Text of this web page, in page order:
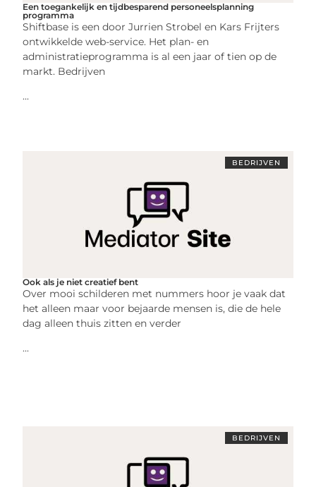
Een toegankelijk en tijdbesparend personeelsplanning
programma
Shiftbase is een door Jurrien Strobel en Kars Frijters
ontwikkelde web-service. Het plan- en
administratieprogramma is al een jaar of tien op de
markt. Bedrijven
...
BEDRIJVEN
Ook als je niet creatief bent
Over mooi schilderen met nummers hoor je vaak dat
het alleen maar voor bejaarde mensen is, die de hele
dag alleen thuis zitten en verder
...
BEDRIJVEN